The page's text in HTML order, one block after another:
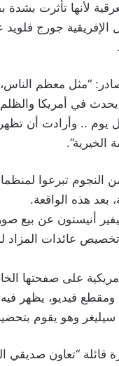
لأنها تأثرت بشدة
الإفريقية جورج
“مثل معظم الناس،
يحدث في أمريكا
يوم .. وأرادت أن
الخيرية”.
النجوم تبرعوا
بعد هذه الواقعة.
أنيستون عن بيع
لعام 1995، وتخصيص عائدات
على صفحتها
ومقطع فيديو، يظهر
سيليغر وهو يقوم
“تعاون صديقي